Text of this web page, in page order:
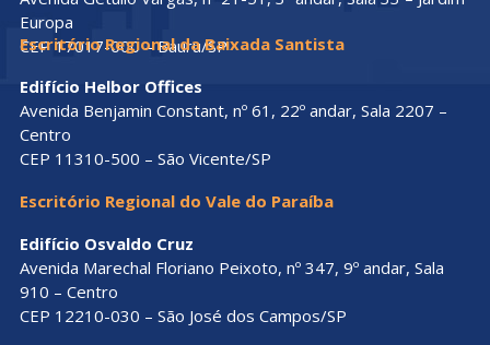
Europa
CEP 17017-000 – Bauru/SP
Escritório Regional da Baixada Santista
Edifício Helbor Offices
Avenida Benjamin Constant, nº 61, 22º andar, Sala 2207 –
Centro
CEP 11310-500 – São Vicente/SP
Escritório Regional do Vale do Paraíba
Edifício Osvaldo Cruz
Avenida Marechal Floriano Peixoto, nº 347, 9º andar, Sala
910 – Centro
CEP 12210-030 – São José dos Campos/SP